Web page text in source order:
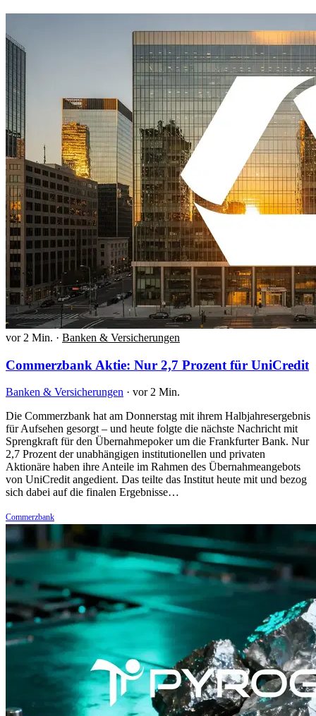
vor 2 Min. · Banken & Versicherungen
Commerzbank Aktie: Nur 2,7 Prozent für UniCredit
Banken & Versicherungen · vor 2 Min.
Die Commerzbank hat am Donnerstag mit ihrem Halbjahresergebnis
für Aufsehen gesorgt – und heute folgte die nächste Nachricht mit
Sprengkraft für den Übernahmepoker um die Frankfurter Bank. Nur
2,7 Prozent der unabhängigen institutionellen und privaten
Aktionäre haben ihre Anteile im Rahmen des Übernahmeangebots
von UniCredit angedient. Das teilte das Institut heute mit und bezog
sich dabei auf die finalen Ergebnisse…
Commerzbank